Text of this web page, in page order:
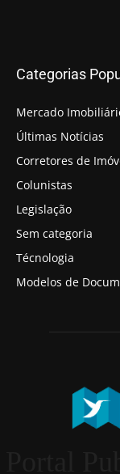
Categorias
Mercado
Últimas Notícias
Corretores de
Colunistas
Legislação
Sem categoria
Técnologia
Modelos de